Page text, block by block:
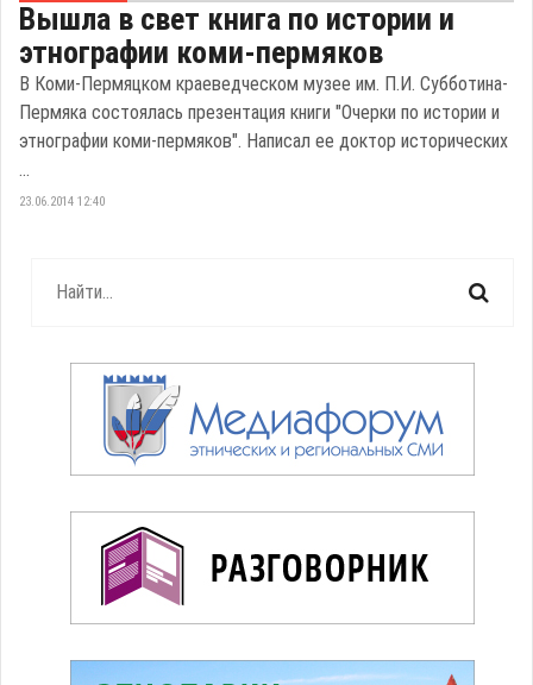
Вышла в свет книга по истории и
этнографии коми-пермяков
В Коми-Пермяцком краеведческом музее им. П.И. Субботина-
Пермяка состоялась презентация книги "Очерки по истории и
этнографии коми-пермяков". Написал ее доктор исторических
...
23.06.2014 12:40